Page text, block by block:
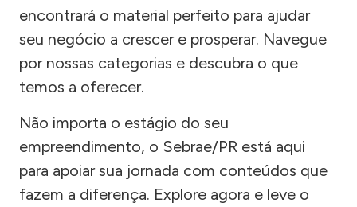
encontrará o material perfeito para ajudar
seu negócio a crescer e prosperar. Navegue
por nossas categorias e descubra o que
temos a oferecer.
Não importa o estágio do seu
empreendimento, o Sebrae/PR está aqui
para apoiar sua jornada com conteúdos que
fazem a diferença. Explore agora e leve o